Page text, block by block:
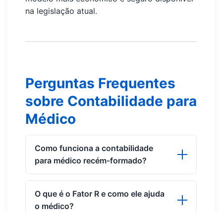
na legislação atual.
Perguntas Frequentes
sobre Contabilidade para
Médico
Como funciona a contabilidade
para médico recém-formado?
O que é o Fator R e como ele ajuda
o médico?